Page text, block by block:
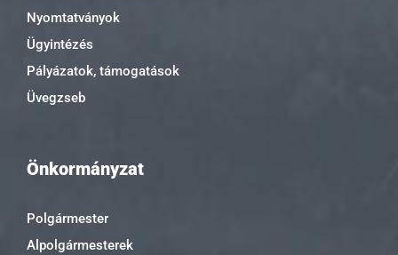
Nyomtatványok
Ügyintézés
Pályázatok, támogatások
Üvegzseb
Önkormányzat
Polgármester
Alpolgármesterek